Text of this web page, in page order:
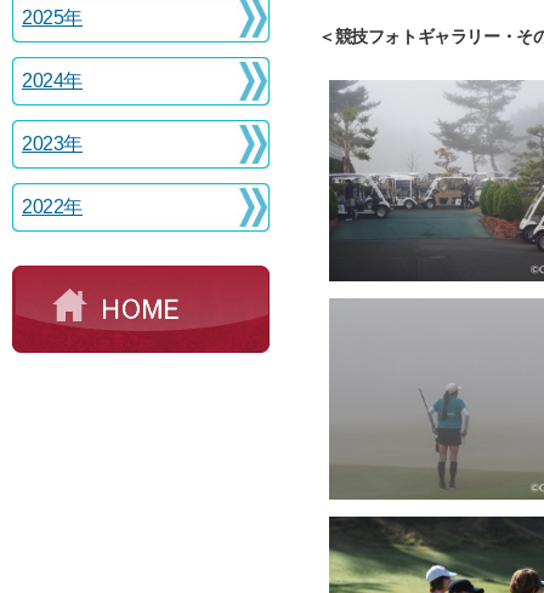
2025年
2024年
2023年
2022年
＜競技フォトギャラリー・そ